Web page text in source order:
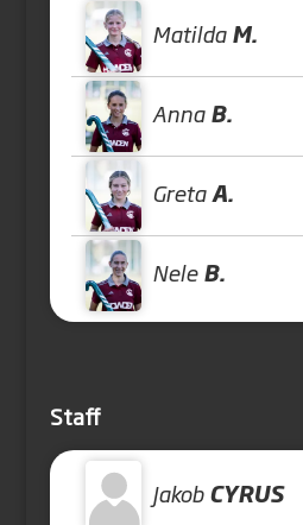
Matilda M.
Anna B.
Greta A.
Nele B.
Staff
Jakob CYRUS